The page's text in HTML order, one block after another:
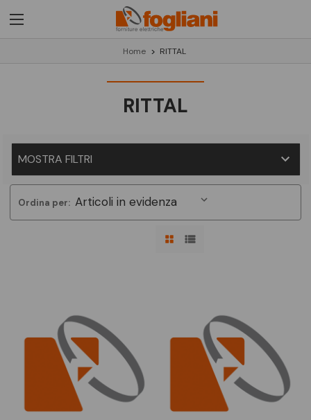
Home RITTAL
RITTAL
MOSTRA FILTRI
Ordina per: